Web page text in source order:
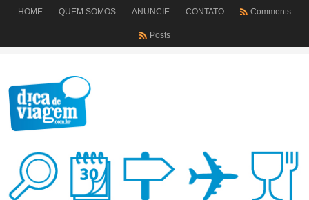
HOME QUEM SOMOS ANUNCIE CONTATO Comments
Posts